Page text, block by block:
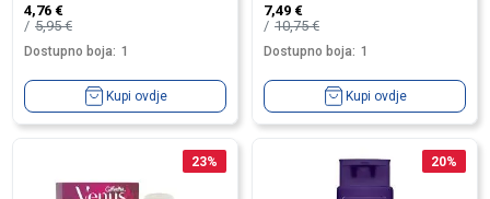
4,76 €
5,95€
Dostupno boja: 1
Kupi ovdje
7,49 €
10,75€
Dostupno boja: 1
Kupi ovdje
23% 20%